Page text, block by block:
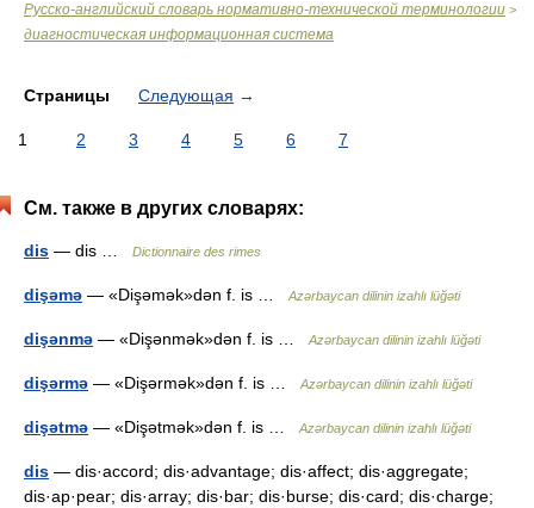
Русско-английский словарь нормативно-технической терминологии >
диагностическая информационная система
Страницы Следующая →
1 2 3 4 5 6 7
См. также в других словарях:
dis — dis … Dictionnaire des rimes
dişəmə — «Dişəmək»dən f. is … Azərbaycan dilinin izahlı lüğəti
dişənmə — «Dişənmək»dən f. is … Azərbaycan dilinin izahlı lüğəti
dişərmə — «Dişərmək»dən f. is … Azərbaycan dilinin izahlı lüğəti
dişətmə — «Dişətmək»dən f. is … Azərbaycan dilinin izahlı lüğəti
dis — dis·accord; dis·advantage; dis·affect; dis·aggregate;
dis·ap·pear; dis·array; dis·bar; dis·burse; dis·card; dis·charge;